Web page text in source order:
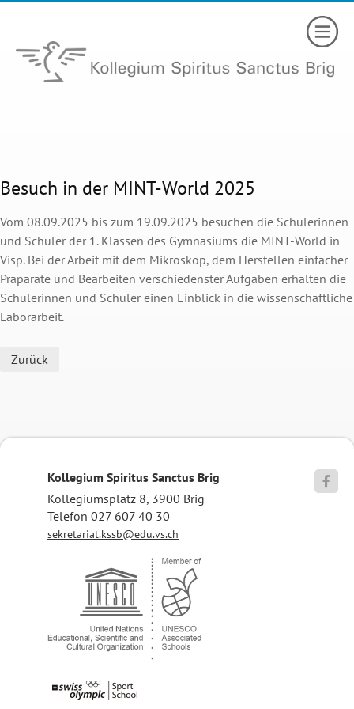
Besuch in der MINT-World 2025
Vom 08.09.2025 bis zum 19.09.2025 besuchen die Schülerinnen
und Schüler der 1. Klassen des Gymnasiums die MINT-World in
Visp. Bei der Arbeit mit dem Mikroskop, dem Herstellen einfacher
Präparate und Bearbeiten verschiedenster Aufgaben erhalten die
Schülerinnen und Schüler einen Einblick in die wissenschaftliche
Laborarbeit.
Zurück
Kollegium Spiritus Sanctus Brig
Kollegiumsplatz 8, 3900 Brig
Telefon 027 607 40 30
sekretariat.kssb@edu.vs.ch
